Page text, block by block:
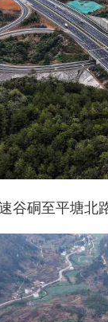
硐至平塘北